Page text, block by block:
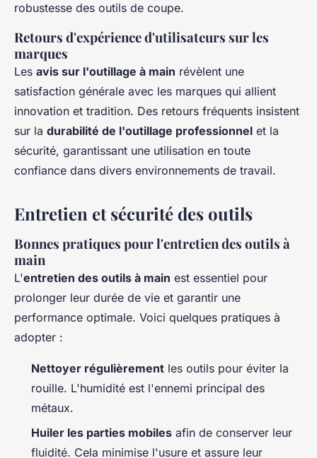
robustesse des outils de coupe.
Retours d'expérience d'utilisateurs sur les
marques
Les avis sur l'outillage à main révèlent une
satisfaction générale avec les marques qui allient
innovation et tradition. Des retours fréquents insistent
sur la durabilité de l'outillage professionnel et la
sécurité, garantissant une utilisation en toute
confiance dans divers environnements de travail.
Entretien et sécurité des outils
Bonnes pratiques pour l'entretien des outils à
main
L'entretien des outils à main est essentiel pour
prolonger leur durée de vie et garantir une
performance optimale. Voici quelques pratiques à
adopter :
Nettoyer régulièrement les outils pour éviter la
rouille. L'humidité est l'ennemi principal des
métaux.
Huiler les parties mobiles afin de conserver leur
fluidité. Cela minimise l'usure et assure leur